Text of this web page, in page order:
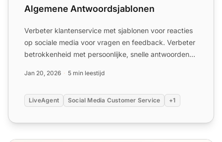
Algemene Antwoordsjablonen
Verbeter klantenservice met sjablonen voor reacties
op sociale media voor vragen en feedback. Verbeter
betrokkenheid met persoonlijke, snelle antwoorden
Jan 20, 2026 5 min leestijd
LiveAgent Social Media Customer Service +1